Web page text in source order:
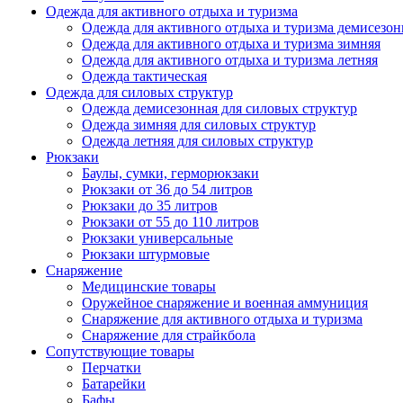
Одежда для активного отдыха и туризма
Одежда для активного отдыха и туризма
Одежда для активного отдыха и туризма зимняя
Одежда для активного отдыха и туризма летняя
Одежда тактическая
Одежда для силовых структур
Одежда демисезонная для силовых структур
Одежда зимняя для силовых структур
Одежда летняя для силовых структур
Рюкзаки
Баулы, сумки, герморюкзаки
Рюкзаки от 36 до 54 литров
Рюкзаки до 35 литров
Рюкзаки от 55 до 110 литров
Рюкзаки универсальные
Рюкзаки штурмовые
Снаряжение
Медицинские товары
Оружейное снаряжение и военная аммуниция
Снаряжение для активного отдыха и туризма
Снаряжение для страйкбола
Сопутствующие товары
Перчатки
Батарейки
Бафы